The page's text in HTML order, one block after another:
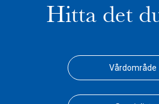
Hitta det
Vårdområde